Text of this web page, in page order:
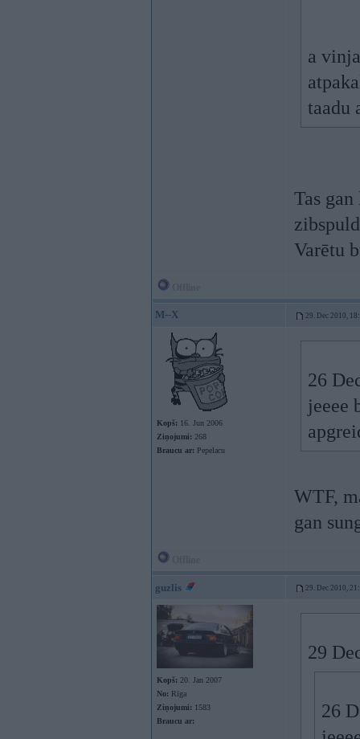
a
taadu
Tas
Varētu
M--X 29. Dec 2010,
Kopš: 16. Jun 2006
Ziņojumi: 268
Braucu ar: Pepelacu
26
jeeee
WTF,
gan
guzlis 29. Dec 2010,
Kopš: 20. Jan 2007
No: Rīga
Ziņojumi: 1583
Braucu ar:
29
26